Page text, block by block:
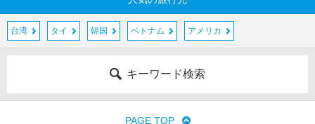
台湾 タイ 韓国 ベトナム アメリカ
キーワード検索
PAGE TOP